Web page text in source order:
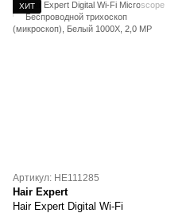
ХИТ
Артикул: HE111285
Hair Expert
Hair Expert Digital Wi-Fi